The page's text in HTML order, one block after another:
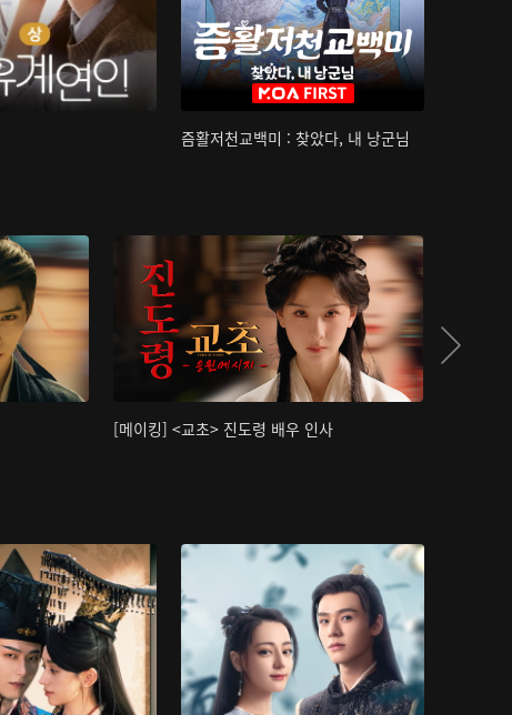
즘활저천교백미 : 찾았다, 내 낭군님
[메이킹] <교초> 진도령 배우 인사